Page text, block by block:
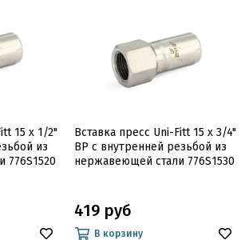
15 x 1/2"
из
776S1520
Вставка пресс Uni-Fitt 15 x 3/4"
ВР с внутренней резьбой из
нержавеющей стали 776S1530
419 руб
В корзину